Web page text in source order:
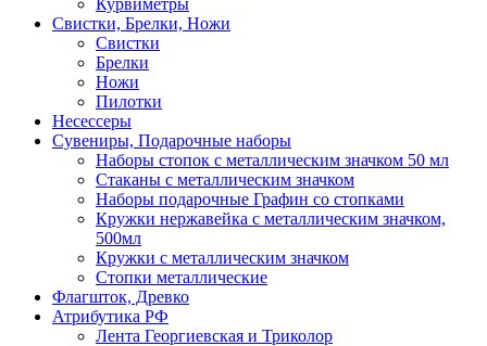
Курвиметры
Свистки, Брелки, Ножи
Свистки
Брелки
Ножи
Пилотки
Несессеры
Сувениры, Подарочные наборы
Наборы стопок с металлическим значком 50 мл
Стаканы с металлическим значком
Наборы подарочные Графин со стопками
Кружки нержавейка с металлическим значком,
500мл
Кружки с металлическим значком
Стопки металлические
Флагшток, Древко
Атрибутика РФ
Лента Георгиевская и Триколор